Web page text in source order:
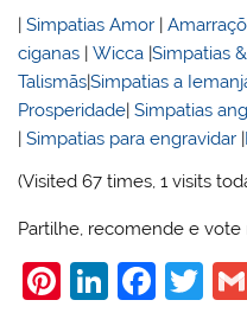
|Simpatias Amor |
ciganas |Wicca |Simpatias
Talismãs|Simpatias a
Prosperidade|Simpatias
|Simpatias para engravidar |
(Visited 67 times, 1 visits
Partilhe, recomende e vote
Pi Li F
T